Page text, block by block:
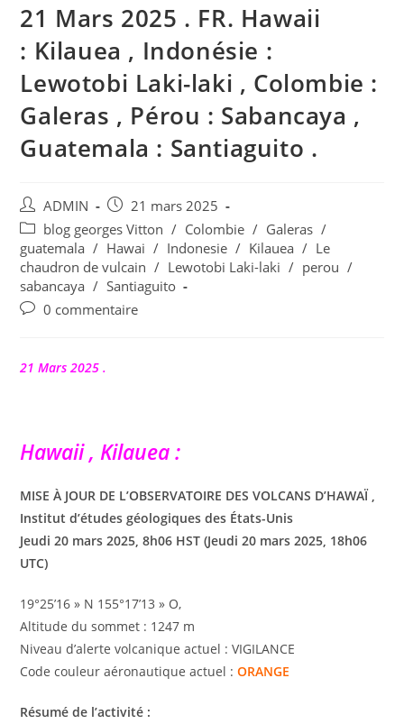
21 Mars 2025 . FR. Hawaii
: Kilauea , Indonésie :
Lewotobi Laki-laki , Colombie :
Galeras , Pérou : Sabancaya ,
Guatemala : Santiaguito .
Auteur/autrice
de
la
publication :
ADMIN
Publication
publiée :
21 mars 2025
Post
category:
blog georges Vitton / Colombie / Galeras /
guatemala / Hawai / Indonesie / Kilauea / Le
chaudron de vulcain / Lewotobi Laki-laki / perou /
sabancaya / Santiaguito
Commentaires
publication :
0 commentaire
21 Mars 2025 .
Hawaii , Kilauea :
MISE À JOUR DE L’OBSERVATOIRE DES VOLCANS D’HAWAÏ ,
Institut d’études géologiques des États-Unis
Jeudi 20 mars 2025, 8h06 HST (Jeudi 20 mars 2025, 18h06
UTC)
19°25’16 » N 155°17’13 » O,
Altitude du sommet : 1247 m
Niveau d’alerte volcanique actuel : VIGILANCE
Code couleur aéronautique actuel :ORANGE
Résumé de l’activité :